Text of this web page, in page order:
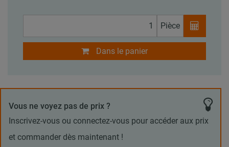
Pièce
Dans le panier
Vous ne voyez pas de prix ?
Inscrivez-vous ou connectez-vous pour accéder aux prix
et commander dès maintenant !